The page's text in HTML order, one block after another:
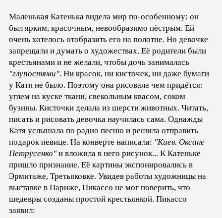
Маленькая Катенька видела мир по-особенному: он
был ярким, красочным, невообразимо пёстрым. Ей
очень хотелось отобразить его на полотне. Но девочке
запрещали и думать о художествах. Её родители были
крестьянами и не желали, чтобы дочь занималась
"глупостями". Ни красок, ни кисточек, ни даже бумаги
у Кати не было. Поэтому она рисовала чем придётся:
углем на куске ткани, свекольным квасом, соком
бузины. Кисточки делала из шерсти животных. Читать,
писать и рисовать девочка научилась сама. Однажды
Катя услышала по радио песню и решила отправить
подарок певице. На конверте написала: "Киев. Оксане
Петрусенко" и вложила в него рисунок... К Катеньке
пришло признание. Её картины экспонировались в
Эрмитаже, Третьяковке. Увидев работы художницы на
выставке в Париже, Пикассо не мог поверить, что
шедевры созданы простой крестьянкой. Пикассо
заявил: